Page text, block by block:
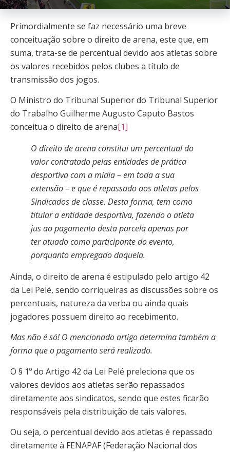
Primordialmente se faz necessário uma breve
conceituação sobre o direito de arena, este que, em
suma, trata-se de percentual devido aos atletas sobre
os valores recebidos pelos clubes a título de
transmissão dos jogos.
O Ministro do Tribunal Superior do Tribunal Superior
do Trabalho Guilherme Augusto Caputo Bastos
conceitua o direito de arena[1]
O direito de arena constitui um percentual do
valor contratado pelas entidades de prática
desportiva com a mídia – em toda a sua
extensão – e que é repassado aos atletas pelos
Sindicados de classe. Desta forma, tem como
titular a entidade desportiva, fazendo o atleta
jus ao pagamento desta parcela apenas por
ter atuado como participante do evento,
porquanto empregado daquela.
Ainda, o direito de arena é estipulado pelo artigo 42
da Lei Pelé, sendo corriqueiras as discussões sobre os
percentuais, natureza da verba ou ainda quais
jogadores possuem direito ao recebimento.
Mas não é só! O mencionado artigo determina também a
forma que o pagamento será realizado.
O § 1º do Artigo 42 da Lei Pelé preleciona que os
valores devidos aos atletas serão repassados
diretamente aos sindicatos, sendo que estes ficarão
responsáveis pela distribuição de tais valores.
Ou seja, o percentual devido aos atletas é repassado
diretamente à FENAPAF (Federação Nacional dos